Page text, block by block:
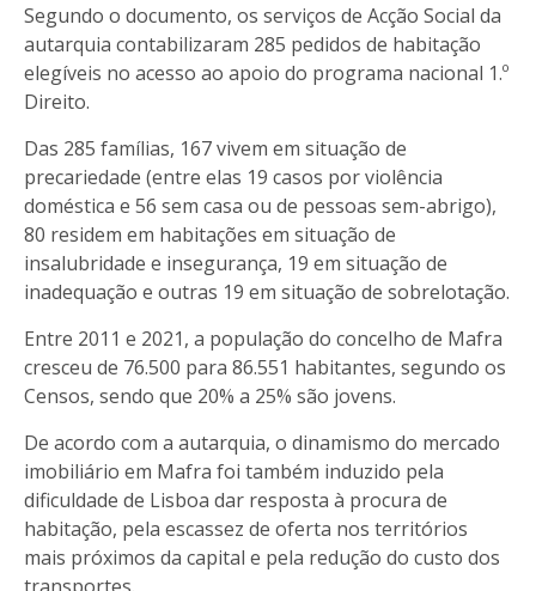
Segundo o documento, os serviços de Acção Social da
autarquia contabilizaram 285 pedidos de habitação
elegíveis no acesso ao apoio do programa nacional 1.º
Direito.
Das 285 famílias, 167 vivem em situação de
precariedade (entre elas 19 casos por violência
doméstica e 56 sem casa ou de pessoas sem-abrigo),
80 residem em habitações em situação de
insalubridade e insegurança, 19 em situação de
inadequação e outras 19 em situação de sobrelotação.
Entre 2011 e 2021, a população do concelho de Mafra
cresceu de 76.500 para 86.551 habitantes, segundo os
Censos, sendo que 20% a 25% são jovens.
De acordo com a autarquia, o dinamismo do mercado
imobiliário em Mafra foi também induzido pela
dificuldade de Lisboa dar resposta à procura de
habitação, pela escassez de oferta nos territórios
mais próximos da capital e pela redução do custo dos